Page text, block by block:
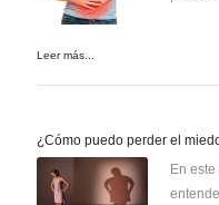
Leer más...
¿Cómo puedo perder el
En